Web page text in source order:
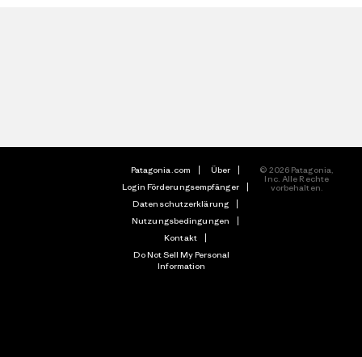
Patagonia.com
Über
Login Förderungsempfänger
Datenschutzerklärung
Nutzungsbedingungen
Kontakt
Do Not Sell My Personal
Information
© 2026 Patagonia,
Inc. Alle Rechte
vorbehalten.